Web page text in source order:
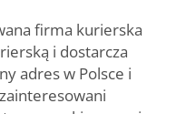
firma kurierska
i dostarcza
adres w Polsce i